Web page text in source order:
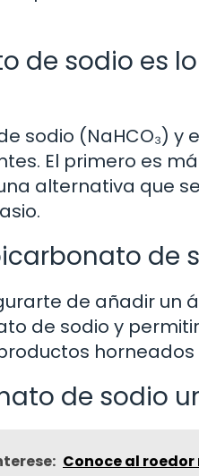
de sodio es
sodio (NaHCO₃) y
El primero es
alternativa que
de
de añadir un
de sodio y
horneados
de sodio
Conoce al